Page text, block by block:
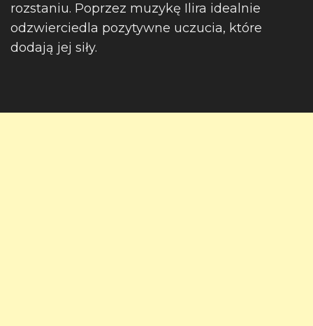
rozstaniu. Poprzez muzykę Ilira idealnie
odzwierciedla pozytywne uczucia, które
dodają jej siły.